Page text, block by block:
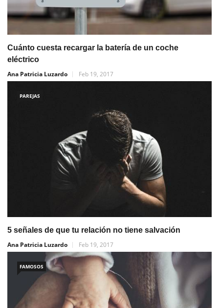
Cuánto cuesta recargar la batería de un coche
eléctrico
Ana Patricia Luzardo
Feb 19, 2017
PAREJAS
5 señales de que tu relación no tiene salvación
Ana Patricia Luzardo
Feb 19, 2017
FAMOSOS